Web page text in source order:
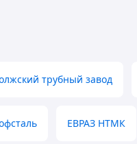
трубный завод
ЕВРАЗ НТМК